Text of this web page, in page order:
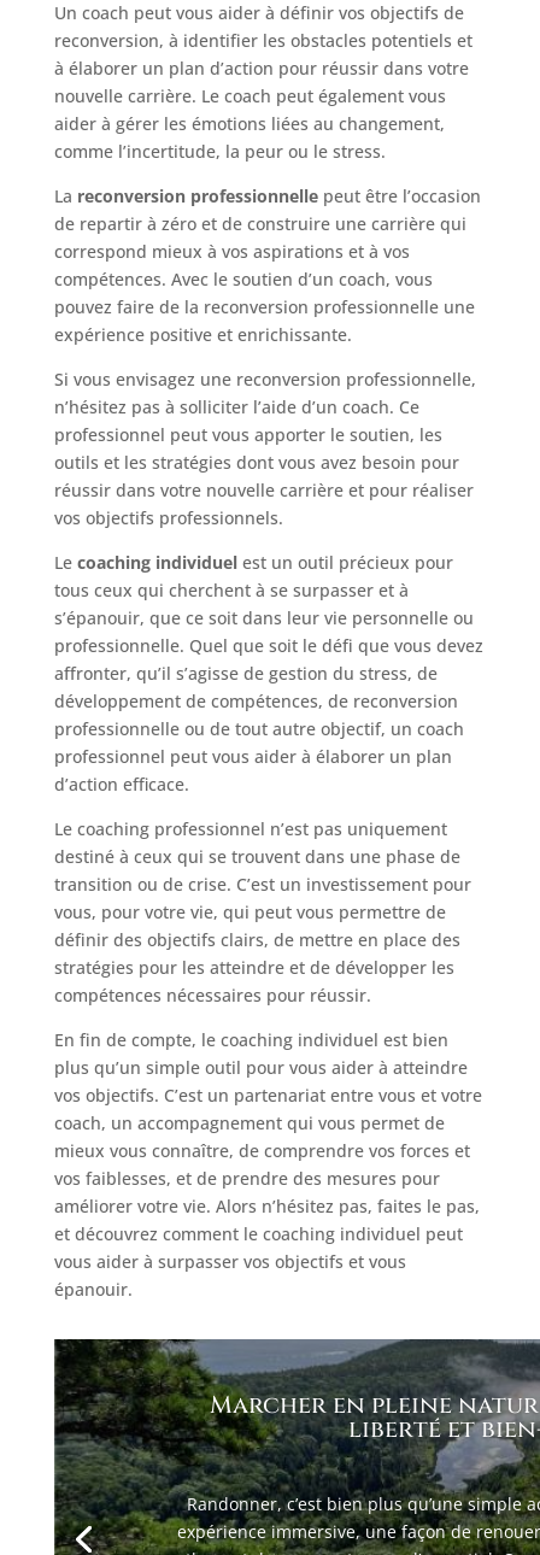
Un coach peut vous aider à définir vos objectifs de
reconversion, à identifier les obstacles potentiels et
à élaborer un plan d’action pour réussir dans votre
nouvelle carrière. Le coach peut également vous
aider à gérer les émotions liées au changement,
comme l’incertitude, la peur ou le stress.
La reconversion professionnellepeut être l’occasion
de repartir à zéro et de construire une carrière qui
correspond mieux à vos aspirations et à vos
compétences. Avec le soutien d’un coach, vous
pouvez faire de la reconversion professionnelle une
expérience positive et enrichissante.
Si vous envisagez une reconversion professionnelle,
n’hésitez pas à solliciter l’aide d’un coach. Ce
professionnel peut vous apporter le soutien, les
outils et les stratégies dont vous avez besoin pour
réussir dans votre nouvelle carrière et pour réaliser
vos objectifs professionnels.
Le coaching individuelest un outil précieux pour
tous ceux qui cherchent à se surpasser et à
s’épanouir, que ce soit dans leur vie personnelle ou
professionnelle. Quel que soit le défi que vous devez
affronter, qu’il s’agisse de gestion du stress, de
développement de compétences, de reconversion
professionnelle ou de tout autre objectif, un coach
professionnel peut vous aider à élaborer un plan
d’action efficace.
Le coaching professionnel n’est pas uniquement
destiné à ceux qui se trouvent dans une phase de
transition ou de crise. C’est un investissement pour
vous, pour votre vie, qui peut vous permettre de
définir des objectifs clairs, de mettre en place des
stratégies pour les atteindre et de développer les
compétences nécessaires pour réussir.
En fin de compte, le coaching individuel est bien
plus qu’un simple outil pour vous aider à atteindre
vos objectifs. C’est un partenariat entre vous et votre
coach, un accompagnement qui vous permet de
mieux vous connaître, de comprendre vos forces et
vos faiblesses, et de prendre des mesures pour
améliorer votre vie. Alors n’hésitez pas, faites le pas,
et découvrez comment le coaching individuel peut
vous aider à surpasser vos objectifs et vous
épanouir.
Marcher en pleine
liberté et
Randonner, c’est bien plus qu’une simple
expérience immersive, une façon de